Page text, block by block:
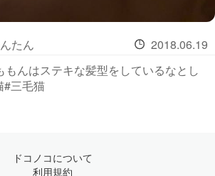
たん
2018.06.19
もんはステキな髪型をしているなとし
#三毛猫
ドコノコについて
利用規約